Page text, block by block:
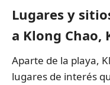
Lugares y
a Klong Chao,
Aparte de la playa,
lugares de interés